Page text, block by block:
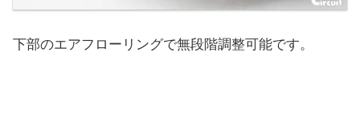
下部のエアフローリングで無段階調整可能です。